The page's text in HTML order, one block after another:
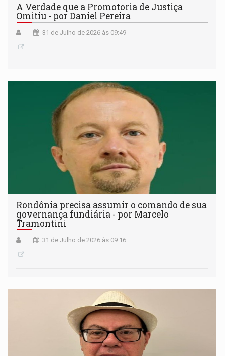
A Verdade que a Promotoria de Justiça
Omitiu - por Daniel Pereira
31 de Julho de 2026 às 09:49
Rondônia precisa assumir o comando de sua
governança fundiária - por Marcelo
Tramontini
31 de Julho de 2026 às 09:16